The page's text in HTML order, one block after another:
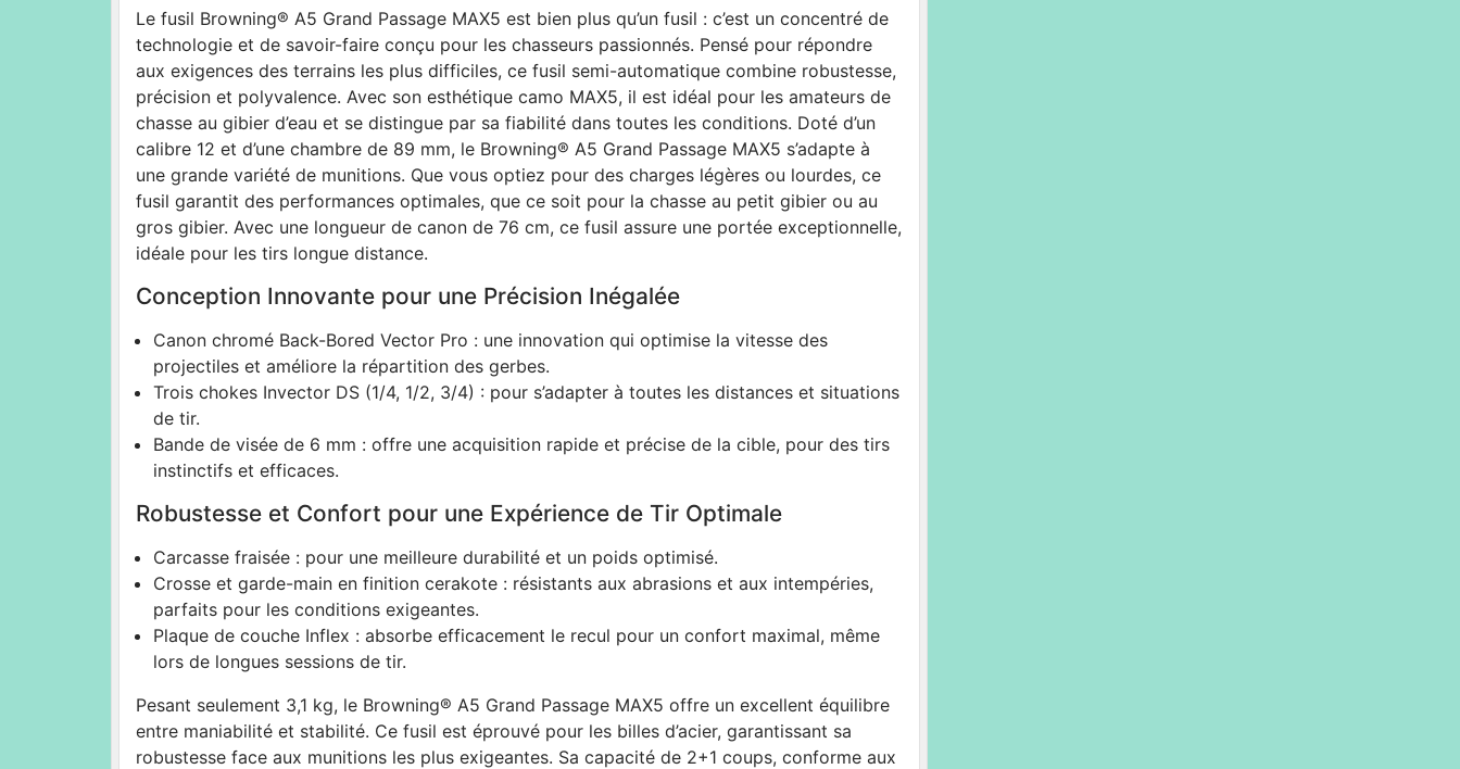
Le fusil Browning® A5 Grand Passage MAX5 est bien plus qu’un fusil : c’est un concentré de
technologie et de savoir-faire conçu pour les chasseurs passionnés. Pensé pour répondre
aux exigences des terrains les plus difficiles, ce fusil semi-automatique combine robustesse,
précision et polyvalence. Avec son esthétique camo MAX5, il est idéal pour les amateurs de
chasse au gibier d’eau et se distingue par sa fiabilité dans toutes les conditions. Doté d’un
calibre 12 et d’une chambre de 89 mm, le Browning® A5 Grand Passage MAX5 s’adapte à
une grande variété de munitions. Que vous optiez pour des charges légères ou lourdes, ce
fusil garantit des performances optimales, que ce soit pour la chasse au petit gibier ou au
gros gibier. Avec une longueur de canon de 76 cm, ce fusil assure une portée exceptionnelle,
idéale pour les tirs longue distance.
Conception Innovante pour une Précision Inégalée
Canon chromé Back-Bored Vector Pro : une innovation qui optimise la vitesse des
projectiles et améliore la répartition des gerbes.
Trois chokes Invector DS (1/4, 1/2, 3/4) : pour s’adapter à toutes les distances et situations
de tir.
Bande de visée de 6 mm : offre une acquisition rapide et précise de la cible, pour des tirs
instinctifs et efficaces.
Robustesse et Confort pour une Expérience de Tir Optimale
Carcasse fraisée : pour une meilleure durabilité et un poids optimisé.
Crosse et garde-main en finition cerakote : résistants aux abrasions et aux intempéries,
parfaits pour les conditions exigeantes.
Plaque de couche Inflex : absorbe efficacement le recul pour un confort maximal, même
lors de longues sessions de tir.
Pesant seulement 3,1 kg, le Browning® A5 Grand Passage MAX5 offre un excellent équilibre
entre maniabilité et stabilité. Ce fusil est éprouvé pour les billes d’acier, garantissant sa
robustesse face aux munitions les plus exigeantes. Sa capacité de 2+1 coups, conforme aux